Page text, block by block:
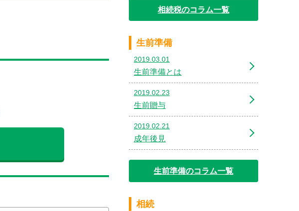
相続税のコラム一覧
生前準備
2019.03.01
生前準備とは
2019.02.23
生前贈与
2019.02.21
成年後見
生前準備のコラム一覧
相続